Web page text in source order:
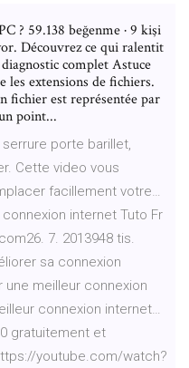
? 59.138 beğenme · 9 kişi
Découvrez ce qui ralentit
complet Astuce
extensions de fichiers.
fichier est représentée par
point...
porte barillet,
Cette video vous
facillement votre…
internet Tuto Fr
7. 2013948 tis.
sa connexion
meilleur connexion
connexion internet…
gratuitement et
youtube.com/watch?